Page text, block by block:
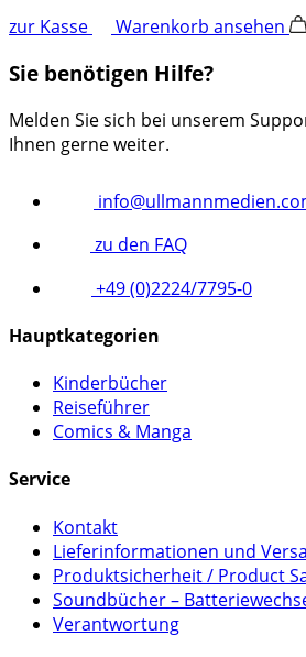
zur Kasse Warenkorb ansehen
Sie benötigen Hilfe?
Melden Sie sich bei unserem
Ihnen gerne weiter.
zu den FAQ
+49 (0)2224/7795-0
Hauptkategorien
Kinderbücher
Reiseführer
Comics & Manga
Service
Kontakt
Lieferinformationen und
Produktsicherheit / Product
Soundbücher –
Verantwortung